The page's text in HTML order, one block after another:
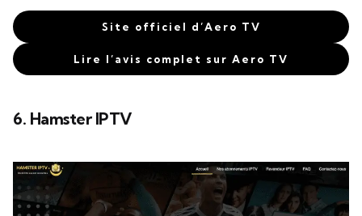
Site officiel d’Aero TV
Lire l’avis complet sur Aero TV
6. Hamster IPTV